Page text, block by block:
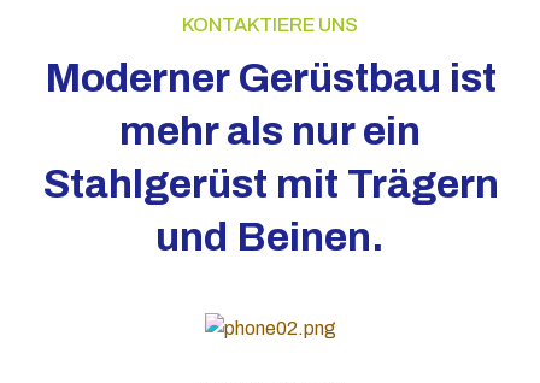
KONTAKTIERE UNS
Moderner Gerüstbau ist
mehr als nur ein
Stahlgerüst mit Trägern
und Beinen.